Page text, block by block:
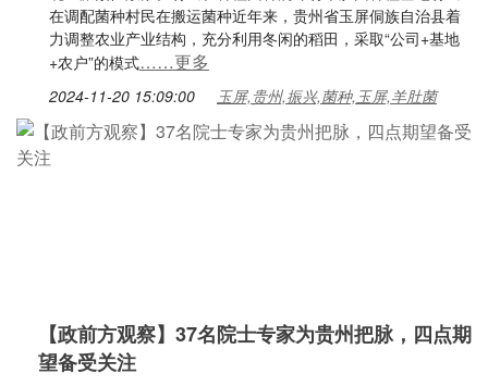
在调配菌种村民在搬运菌种近年来，贵州省玉屏侗族自治县着
力调整农业产业结构，充分利用冬闲的稻田，采取“公司+基地
+农户”的模式……更多
2024-11-20 15:09:00 玉屏,贵州,振兴,菌种,玉屏,羊肚菌
【政前方观察】37名院士专家为贵州把脉，四点期
望备受关注